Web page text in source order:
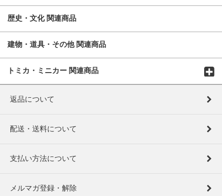
歴史・文化 関連商品
建物・道具・その他 関連商品
トミカ・ミニカー 関連商品
返品について
配送・送料について
支払い方法について
メルマガ登録・解除